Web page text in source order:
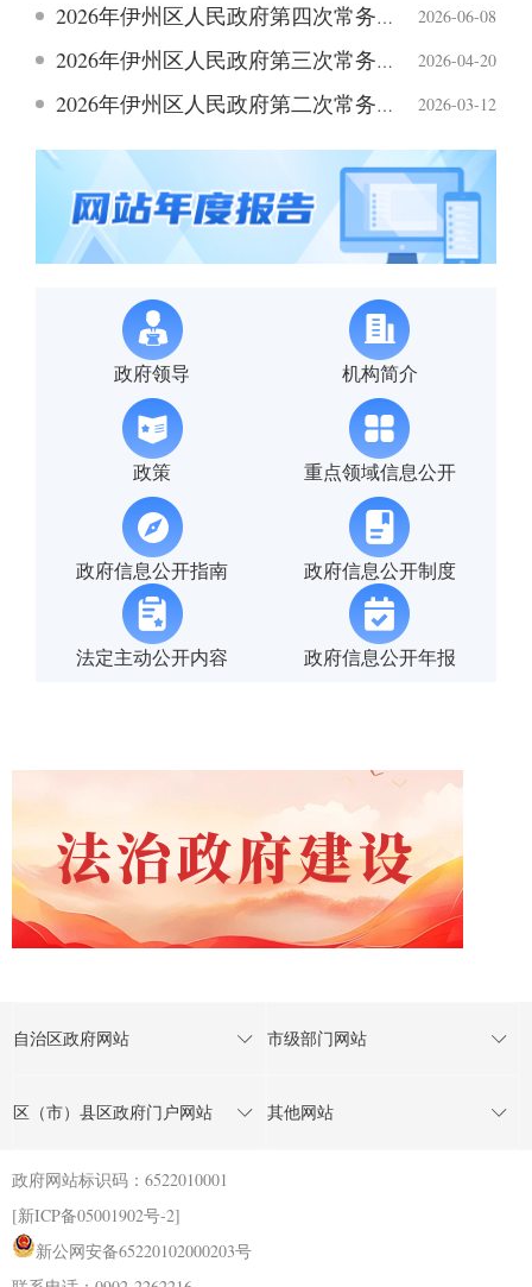
艾尔肯·吐尼亚孜会见国际马联和香港赛马会负责人
2026-07-22
陈小江在自治区推进常态化帮扶持续巩固拓展脱贫攻坚成果工作会议上强调扎实有力推进常态化精准帮扶 坚决守牢不发生规模性返贫致贫底线
新疆召开经济运行调度分析会
2026-06-08
2026年伊州区人民政府第四次常务会议
2026-04-20
2026年伊州区人民政府第三次常务会议
2026-03-12
2026年伊州区人民政府第二次常务会议
政府领导 机构简介
政策 重点领域信息公开
政府信息公开指南 政府信息公开制度
法定主动公开内容 政府信息公开年报
自治区政府网站 市级部门网站
区（市）县区政府门户网站 其他网站
政府网站标识码：6522010001
[新ICP备05001902号-2]
新公网安备65220102000203号